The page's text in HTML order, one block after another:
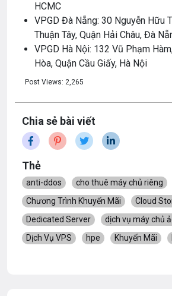
HCMC
VPGD Đà Nẵng: 30 Nguyễn Hữu
Thuận Tây, Quận Hải Châu, Đà
VPGD Hà Nội: 132 Vũ Phạm
Hòa, Quận Cầu Giấy, Hà Nội
Post Views: 2,265
Chia sẻ bài viết
Thẻ
anti-ddos
cho thuê máy chủ riêng
Chương Trình Khuyến Mãi
Cloud
Dedicated Server
dịch vụ máy chủ
Dịch Vụ VPS
hpe Khuyến Mãi